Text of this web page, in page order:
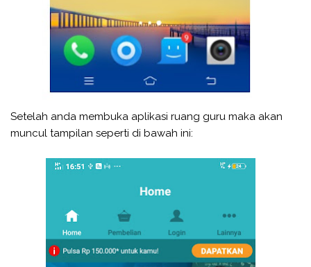
Setelah anda membuka aplikasi ruang guru maka akan
muncul tampilan seperti di bawah ini: